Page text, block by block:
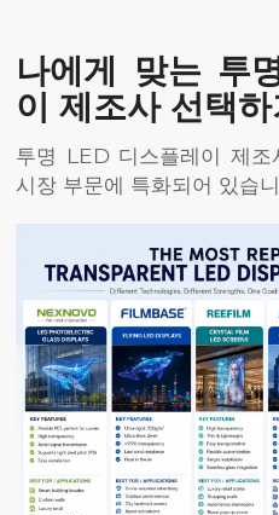
나에게 맞는 투
이 제조사 선택하
투명 LED 디스플레이 제
시장 부문에 특화되어 있습